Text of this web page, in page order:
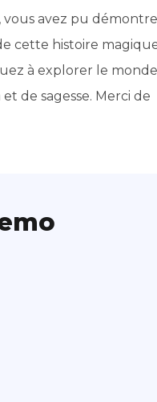
vous avez pu
cette histoire
à explorer le monde
de sagesse. Merci de